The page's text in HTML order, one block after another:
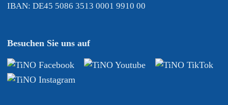
IBAN: DE45 5086 3513 0001 9910 00
Besuchen Sie uns auf